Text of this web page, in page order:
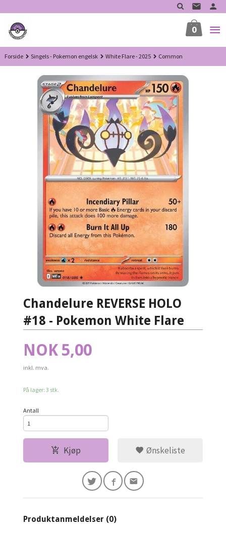
til
innholdet
0
Forside Singels - Pokemon engelsk White Flare - 2025 Common
Chandelure REVERSE HOLO
#18 - Pokemon White Flare
Pris
NOK 5,00
inkl. mva.
På lager: 3 stk.
Antall
Kjøp Ønskeliste
Produktanmeldelser (0)